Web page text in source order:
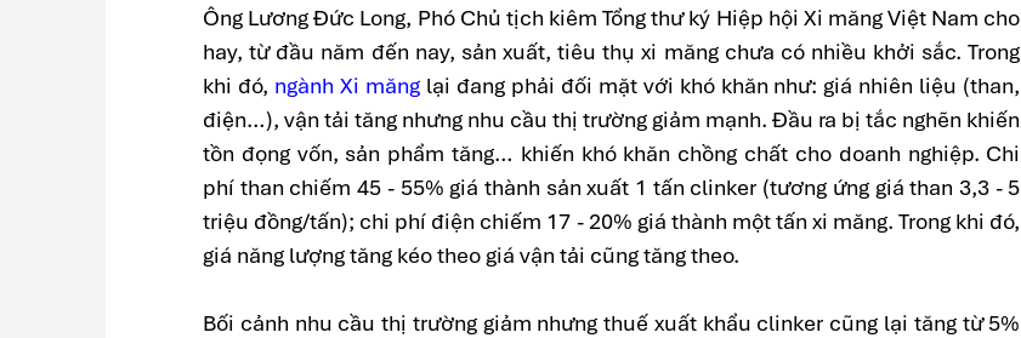
Ông Lương Đức Long, Phó Chủ tịch kiêm Tổng thư ký Hiệp hội Xi măng Việt Nam cho
hay, từ đầu năm đến nay, sản xuất, tiêu thụ xi măng chưa có nhiều khởi sắc. Trong
khi đó, ngành Xi mănglại đang phải đối mặt với khó khăn như: giá nhiên liệu (than,
điện…), vận tải tăng nhưng nhu cầu thị trường giảm mạnh. Đầu ra bị tắc nghẽn khiến
tồn đọng vốn, sản phẩm tăng… khiến khó khăn chồng chất cho doanh nghiệp. Chi
phí than chiếm 45 - 55% giá thành sản xuất 1 tấn clinker (tương ứng giá than 3,3 - 5
triệu đồng/tấn); chi phí điện chiếm 17 - 20% giá thành một tấn xi măng. Trong khi đó,
giá năng lượng tăng kéo theo giá vận tải cũng tăng theo.
Bối cảnh nhu cầu thị trường giảm nhưng thuế xuất khẩu clinker cũng lại tăng từ 5%